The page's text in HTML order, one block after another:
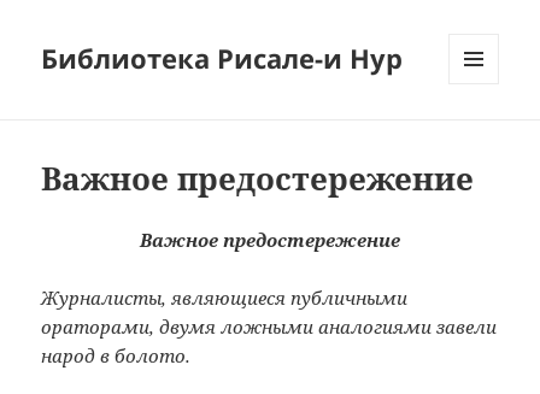
Библиотека Рисале-и Нур
Важное предостережение
Важное предостережение
Журналисты, являющиеся публичными
ораторами, двумя ложными аналогиями завели
народ в болото.